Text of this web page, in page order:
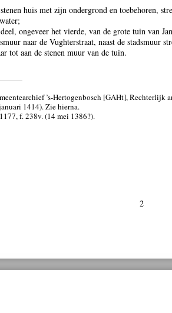
huis met zijn ondergrond en toebehoren,
ongeveer het vierde, van de grote tuin van
naar de Vughterstraat, naast de stadsmuur
tot aan de stenen muur van de tuin.
’s-Hertogenbosch [GAHt], Rechterlijk
1414). Zie hierna.
f. 238v. (14 mei 1386?).
2